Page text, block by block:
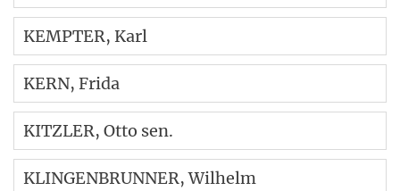
KEMPTER, Karl
KERN, Frida
KITZLER, Otto sen.
KLINGENBRUNNER, Wilhelm